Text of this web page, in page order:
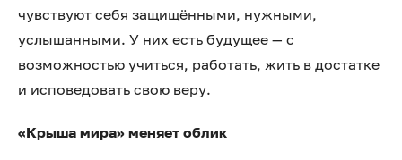
чувствуют себя защищёнными, нужными,
услышанными. У них есть будущее — с
возможностью учиться, работать, жить в достатке
и исповедовать свою веру.
«Крыша мира» меняет облик